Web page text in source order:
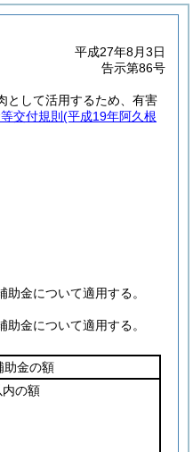
平成27年8月3日
告示第86号
として活用するため、有害
交付規則 (平成19年阿久根
金について適用する。
金について適用する。
助金の額
の額